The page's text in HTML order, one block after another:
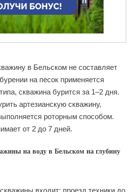
в Бельском не составляет
на песок применяется
скважина бурится за 1–2 дня.
артезианскую скважину,
роторным способом.
от 2 до 7 дней.
на воду в Бельском на глубину